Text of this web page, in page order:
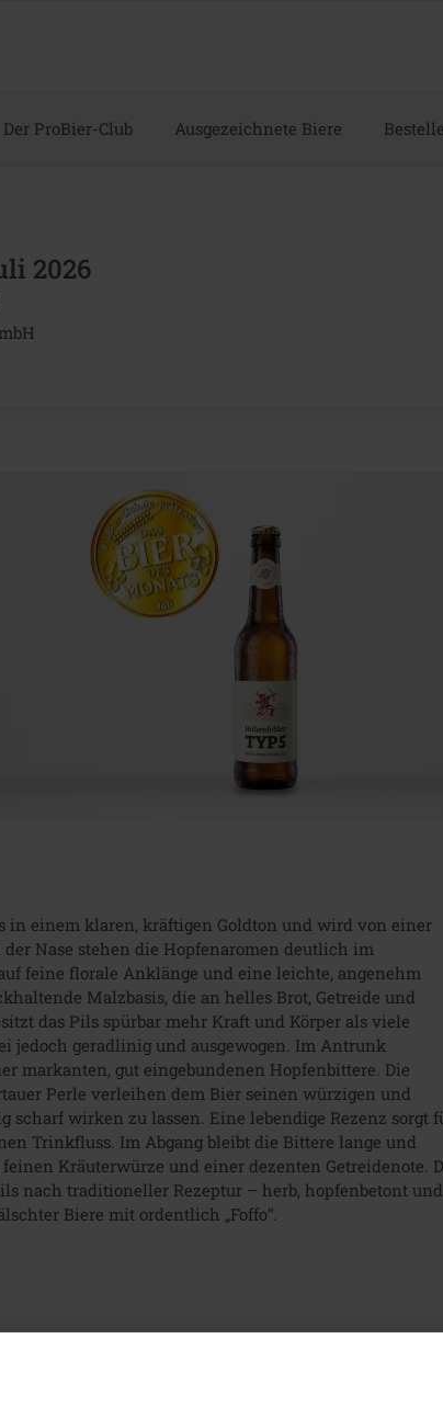
Der ProBier-Club Ausgezeichnete Biere
2026
in einem klaren, kräftigen Goldton und wird von einer
Nase stehen die Hopfenaromen deutlich im
feine florale Anklänge und eine leichte, angenehm
Malzbasis, die an helles Brot, Getreide und
das Pils spürbar mehr Kraft und Körper als viele
jedoch geradlinig und ausgewogen. Im Antrunk
markanten, gut eingebundenen Hopfenbittere. Die
Perle verleihen dem Bier seinen würzigen und
scharf wirken zu lassen. Eine lebendige Rezenz sorgt
Trinkfluss. Im Abgang bleibt die Bittere lange und
Kräuterwürze und einer dezenten Getreidenote.
nach traditioneller Rezeptur – herb, hopfenbetont und
Biere mit ordentlich „Foffo“.